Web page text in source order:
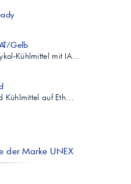
Gelb
Kühlmittel mit IA…
Kühlmittel auf Eth…
der Marke UNEX